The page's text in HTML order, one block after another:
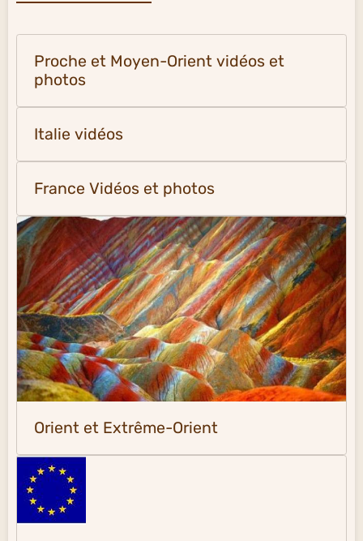
Proche et Moyen-Orient vidéos et
photos
Italie vidéos
France Vidéos et photos
Orient et Extrême-Orient